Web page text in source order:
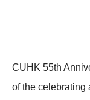
CUHK 55th
of the celebrating